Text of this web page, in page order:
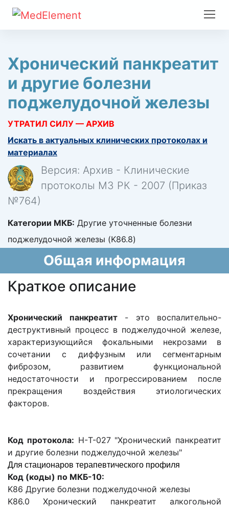
Хронический панкреатит
и другие болезни
поджелудочной железы
УТРАТИЛ СИЛУ — АРХИВ
Искать в актуальных клинических протоколах и
материалах
Версия: Архив - Клинические
протоколы МЗ РК - 2007 (Приказ
№764)
Категории МКБ: Другие уточненные болезни
поджелудочной железы (K86.8)
Общая информация
Краткое описание
Хронический панкреатит- это воспалительно-
деструктивный процесс в поджелудочной железе,
характеризующийся фокальными некрозами в
сочетании с диффузным или сегментарным
фиброзом, развитием функциональной
недостаточности и прогрессированием после
прекращения воздействия этиологических
факторов.
Код протокола: Н-T-027 "Хронический панкреатит
и другие болезни поджелудочной железы"
Для стационаров терапевтического профиля
Код (коды) по МКБ-10:
K86 Другие болезни поджелудочной железы
K86.0 Хронический панкреатит алкогольной